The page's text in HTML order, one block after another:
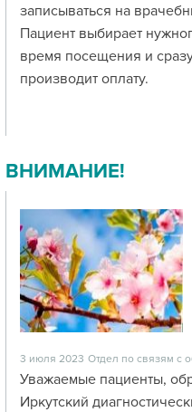
записываться на
Пациент выбирает
время посещения и
производит оплату.
ВНИМАНИЕ!
3 июля 2023 Отдел по связям с
Уважаемые пациенты,
Иркутский